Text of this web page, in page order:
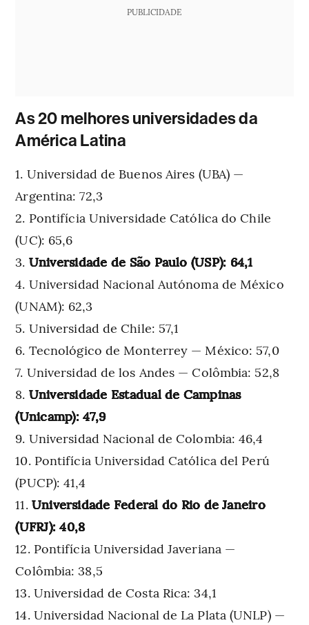
PUBLICIDADE
As 20 melhores universidades da
América Latina
Universidad de Buenos Aires (UBA) —
Argentina: 72,3
Pontifícia Universidade Católica do Chile
(UC): 65,6
Universidade de São Paulo (USP): 64,1
Universidad Nacional Autónoma de México
(UNAM): 62,3
Universidad de Chile: 57,1
Tecnológico de Monterrey — México: 57,0
Universidad de los Andes — Colômbia: 52,8
Universidade Estadual de Campinas
(Unicamp): 47,9
Universidad Nacional de Colombia: 46,4
Pontifícia Universidad Católica del Perú
(PUCP): 41,4
Universidade Federal do Rio de Janeiro
(UFRJ): 40,8
Pontifícia Universidad Javeriana —
Colômbia: 38,5
Universidad de Costa Rica: 34,1
Universidad Nacional de La Plata (UNLP) —